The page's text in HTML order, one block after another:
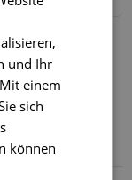
und Ihr
einem
sich
können